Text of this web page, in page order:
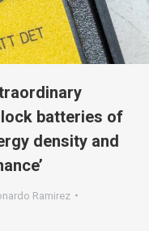
batteries of
density and
Ramirez